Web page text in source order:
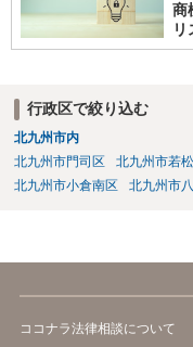
商
行政区で絞り込む
北九州市内
北九州市門司区
北九州市若
北九州市小倉南区
北九州市
ココナラ法律相談について